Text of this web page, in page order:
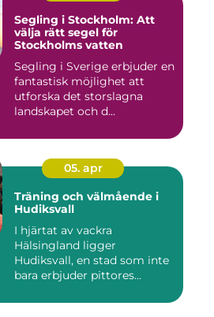
Segling i Stockholm: Att
välja rätt segel för
Stockholms vatten
Segling i Sverige erbjuder en
fantastisk möjlighet att
utforska det storslagna
landskapet och d...
05. apr
Träning och välmående i
Hudiksvall
I hjärtat av vackra
Hälsingland ligger
Hudiksvall, en stad som inte
bara erbjuder pittores...